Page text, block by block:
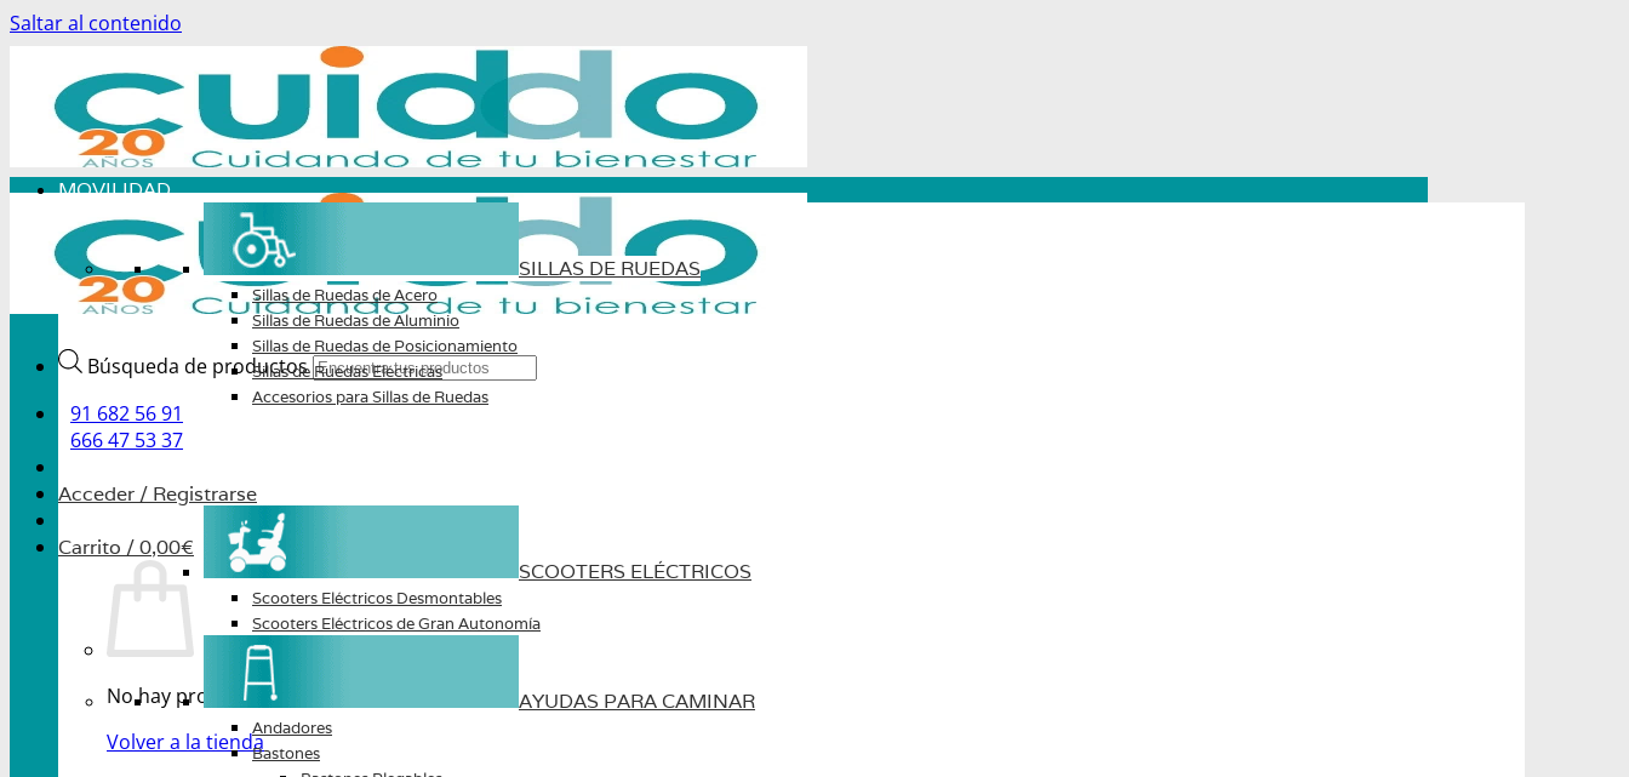
Saltar al contenido
Búsqueda de productos
91 682 56 91
666 47 53 37
Acceder / Registrarse
Carrito /0,00€
No hay productos en el carrito.
Volver a la tienda
MOVILIDAD
SILLAS DE RUEDAS
Sillas de Ruedas de Acero
Sillas de Ruedas de Aluminio
Sillas de Ruedas de Posicionamiento
Sillas de Ruedas Eléctricas
Accesorios para Sillas de Ruedas
SCOOTERS ELÉCTRICOS
Scooters Eléctricos Desmontables
Scooters Eléctricos de Gran Autonomía
AYUDAS PARA CAMINAR
Andadores
Bastones